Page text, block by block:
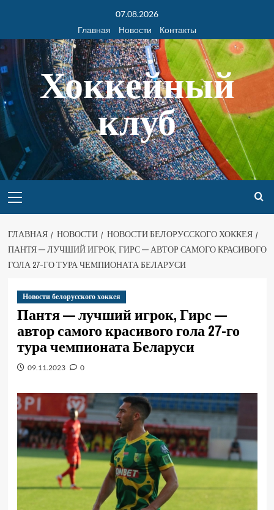
07.08.2026
Главная
Новости Контакты
Хоккейный
клуб
ГЛАВНАЯ НОВОСТИ
НОВОСТИ БЕЛОРУССКОГО ХОККЕЯ
ПАНТЯ — ЛУЧШИЙ ИГРОК, ГИРС — АВТОР САМОГО КРАСИВОГО
ГОЛА 27-ГО ТУРА ЧЕМПИОНАТА БЕЛАРУСИ
Новости белорусского хоккея
Пантя — лучший игрок, Гирс —
автор самого красивого гола 27-го
тура чемпионата Беларуси
09.11.2023 0